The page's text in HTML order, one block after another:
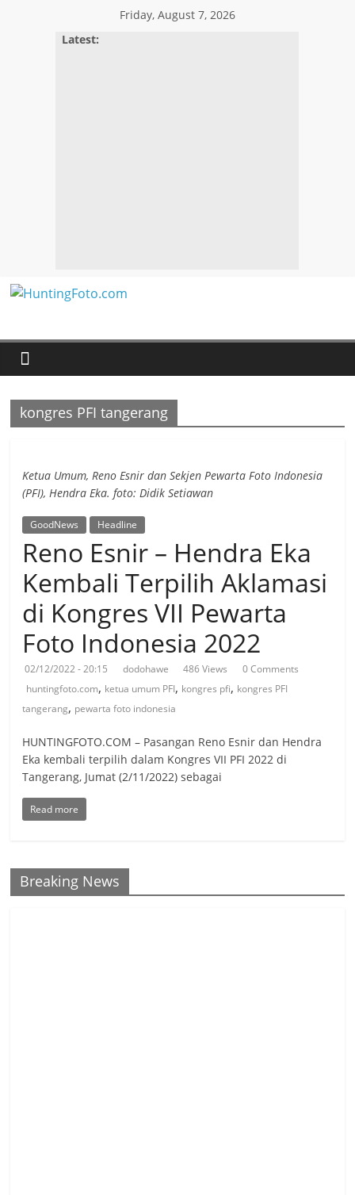
Friday, August 7, 2026
Latest:
HuntingFoto.com
Portal
Berita
Terpercaya
kongres PFI tangerang
Ketua Umum, Reno Esnir dan Sekjen Pewarta Foto Indonesia
(PFI), Hendra Eka. foto: Didik Setiawan
GoodNews Headline
Reno Esnir – Hendra Eka
Kembali Terpilih Aklamasi
di Kongres VII Pewarta
Foto Indonesia 2022
02/12/2022 - 20:15 dodohawe 486 Views
0 Comments
huntingfoto.com, ketua umum PFI, kongres pfi, kongres PFI
tangerang, pewarta foto indonesia
HUNTINGFOTO.COM – Pasangan Reno Esnir dan Hendra
Eka kembali terpilih dalam Kongres VII PFI 2022 di
Tangerang, Jumat (2/11/2022) sebagai
Read more
Breaking News